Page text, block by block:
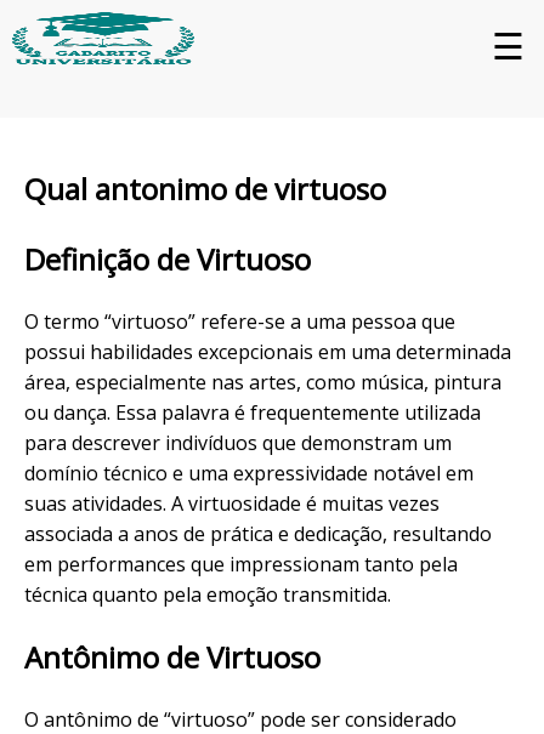
☰
Qual antonimo de virtuoso
Definição de Virtuoso
O termo “virtuoso” refere-se a uma pessoa que
possui habilidades excepcionais em uma determinada
área, especialmente nas artes, como música, pintura
ou dança. Essa palavra é frequentemente utilizada
para descrever indivíduos que demonstram um
domínio técnico e uma expressividade notável em
suas atividades. A virtuosidade é muitas vezes
associada a anos de prática e dedicação, resultando
em performances que impressionam tanto pela
técnica quanto pela emoção transmitida.
Antônimo de Virtuoso
O antônimo de “virtuoso” pode ser considerado